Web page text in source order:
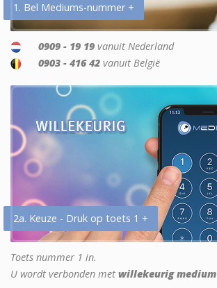
1. Bel Mediums-nummer +
0909 - 19 19 vanuit Nederland
0903 - 416 42 vanuit België
2a. Keuze - Druk op toets 1 +
Toets nummer 1 in.
U wordt verbonden met willekeurig medium